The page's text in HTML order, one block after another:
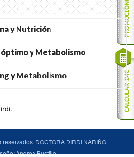
y Nutrición
óptimo y Metabolismo
y Metabolismo
DOCTORA DIRDI NARIÑO
Andrea Bustillo